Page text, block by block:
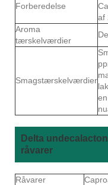
Forberedelse
af
Aroma
tærskelværdier
Smagstærskelværdier
Delta
råvarer
Råvarer